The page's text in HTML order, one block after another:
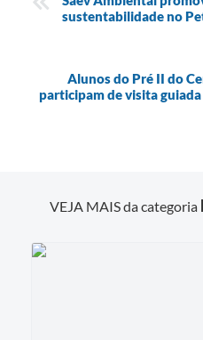
sustentabilidade no
Alunos do Pré II do
participam de visita
VEJA MAIS da categoria